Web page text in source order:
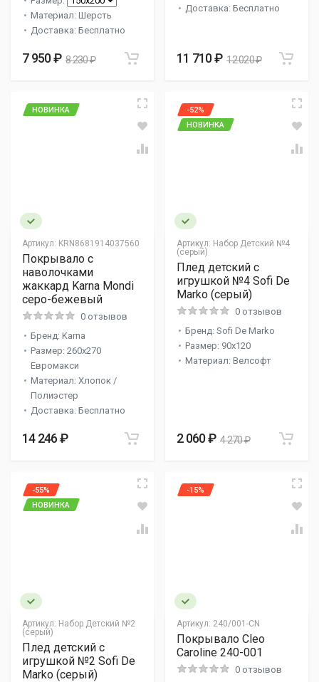
Материал: Шерсть
Доставка: Бесплатно
7 950 ₽ 8 230 ₽
Доставка: Бесплатно
11 710 ₽ 12 020 ₽
Артикул: KRN8681914037560
НОВИНКА
Покрывало с
наволочками
жаккард Karna Mondi
серо-бежевый
0 отзывов
Бренд: Karna
Размер: 260x270
Евромакси
Материал: Хлопок /
Полиэстер
Доставка: Бесплатно
14 246 ₽
Артикул: Набор Детский №4
(серый)
-52%
НОВИНКА
Плед детский с
игрушкой №4 Sofi De
Marko (серый)
0 отзывов
Бренд: Sofi De Marko
Размер: 90х120
Материал: Велсофт
2 060 ₽ 4 270 ₽
Артикул: Набор Детский №2
(серый)
-55%
НОВИНКА
Плед детский с
игрушкой №2 Sofi De
Marko (серый)
Артикул: 240/001-CN
-15%
Покрывало Cleo
Caroline 240-001
0 отзывов